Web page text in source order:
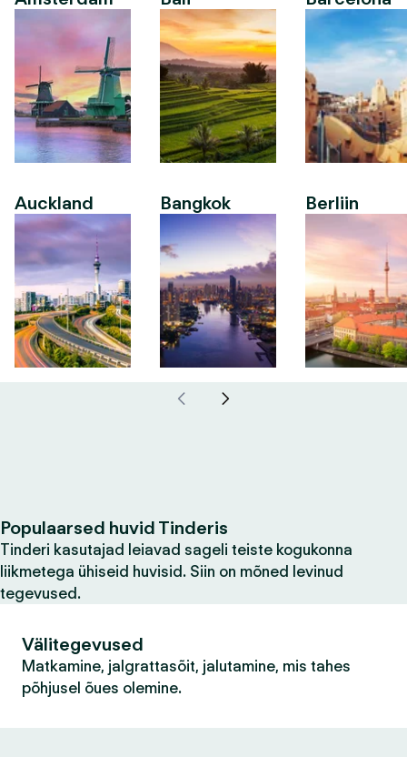
Auckland Bangkok Berliin
Populaarsed huvid Tinderis
Tinderi kasutajad leiavad sageli teiste kogukonna
liikmetega ühiseid huvisid. Siin on mõned levinud
tegevused.
Välitegevused
Matkamine, jalgrattasõit, jalutamine, mis tahes
põhjusel õues olemine.